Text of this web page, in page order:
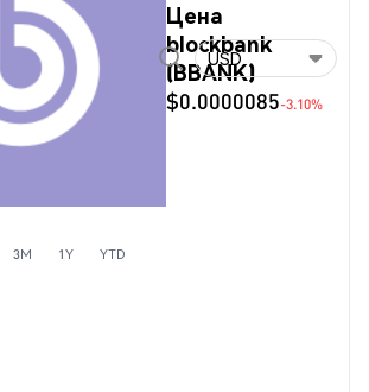
Цена
blockbank
(BBANK)
$0.0000085-3.10%
USD
3M 1Y YTD